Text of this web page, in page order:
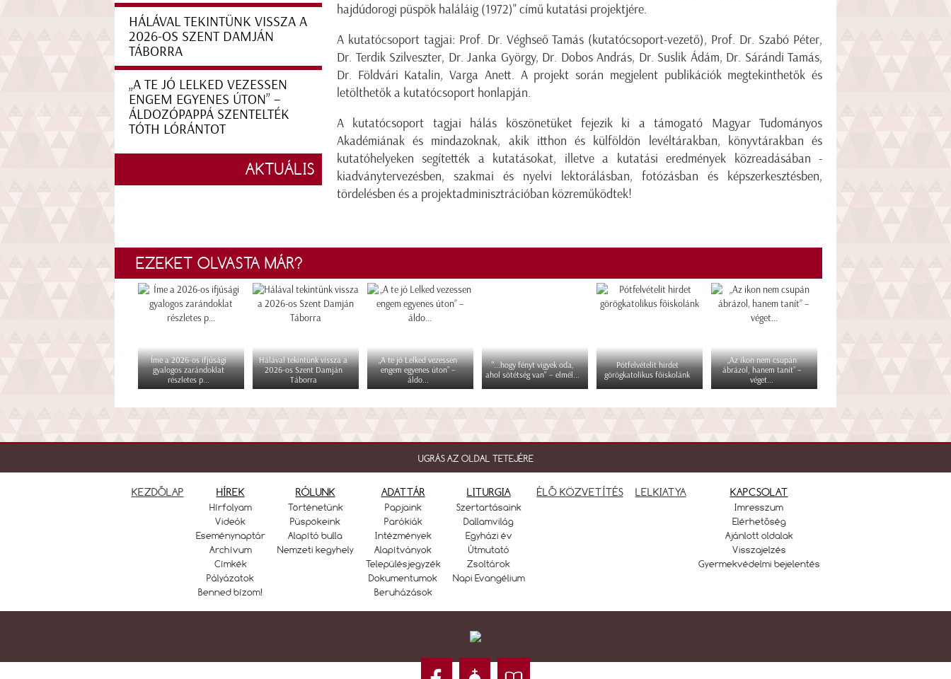
hajdúdorogi püspök haláláig (1972)" című kutatási projektjére.
A kutatócsoport tagjai: Prof. Dr. Véghseő Tamás (kutatócsoport-vezető), Prof. Dr. Szabó Péter,
Dr. Terdik Szilveszter, Dr. Janka György, Dr. Dobos András, Dr. Suslik Ádám, Dr. Sárándi Tamás,
Dr. Földvári Katalin, Varga Anett. A projekt során megjelent publikációk megtekinthetők és
letölthetők a kutatócsoport honlapján.
A kutatócsoport tagjai hálás köszönetüket fejezik ki a támogató Magyar Tudományos
Akadémiának és mindazoknak, akik itthon és külföldön levéltárakban, könyvtárakban és
kutatóhelyeken segítették a kutatásokat, illetve a kutatási eredmények közreadásában -
kiadványtervezésben, szakmai és nyelvi lektorálásban, fotózásban és képszerkesztésben,
tördelésben és a projektadminisztrációban közreműködtek!
HÁLÁVAL TEKINTÜNK VISSZA A
2026-OS SZENT DAMJÁN
TÁBORRA
„A TE JÓ LELKED VEZESSEN
ENGEM EGYENES ÚTON” –
ÁLDOZÓPAPPÁ SZENTELTÉK
TÓTH LÓRÁNTOT
AKTUÁLIS
EZEKET OLVASTA MÁR?
Íme a 2026-os ifjúsági
gyalogos zarándoklat
részletes p...
Hálával tekintünk vissza a
2026-os Szent Damján
Táborra
„A te jó Lelked vezessen
engem egyenes úton” –
áldo...
"...hogy fényt vigyek oda,
ahol sötétség van" – elmél...
Pótfelvételit hirdet
görögkatolikus főiskolánk
„Az ikon nem csupán
ábrázol, hanem tanít” –
véget...
UGRÁS AZ OLDAL TETEJÉRE
KEZDŐLAP HÍREK
Hírfolyam
Videók
Eseménynaptár
Archívum
Címkék
Pályázatok
Benned bízom!
RÓLUNK
Történetünk
Püspökeink
Alapító bulla
Nemzeti kegyhely
ADATTÁR
Papjaink
Parókiák
Intézmények
Alapítványok
Településjegyzék
Dokumentumok
Beruházások
LITURGIA
Szertartásaink
Dallamvilág
Egyházi év
Útmutató
Zsoltárok
Napi Evangélium
ÉLŐ KÖZVETÍTÉS LELKIATYA KAPCSOLAT
Imresszum
Elérhetőség
Ajánlott oldalak
Visszajelzés
Gyermekvédelmi bejelentés